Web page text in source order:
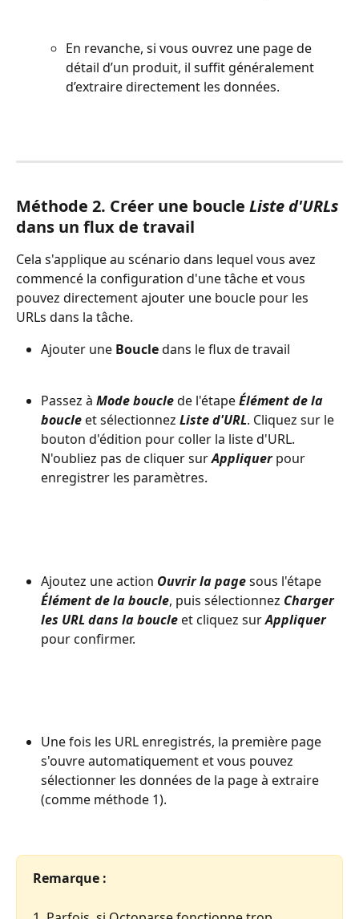
En revanche, si vous ouvrez une page de
détail d’un produit, il suffit généralement
d’extraire directement les données.
Méthode 2. Créer une boucle Liste d'URLs
dans un flux de travail
Cela s'applique au scénario dans lequel vous avez
commencé la configuration d'une tâche et vous
pouvez directement ajouter une boucle pour les
URLs dans la tâche.
Ajouter une Boucle dans le flux de travail
Passez à Mode boucle de l'étape Élément de la
boucle et sélectionnez Listed'URL. Cliquez sur le
bouton d'édition pour coller la liste d'URL.
N'oubliez pas de cliquer sur Appliquer pour
enregistrer les paramètres.
Ajoutez une action Ouvrir la page sous l'étape
Élément de la boucle, puis sélectionnez Charger
les URL dans la boucle et cliquez sur Appliquer
pour confirmer.
Une fois les URL enregistrés, la première page
s'ouvre automatiquement et vous pouvez
sélectionner les données de la page à extraire
(comme méthode 1).
Remarque :